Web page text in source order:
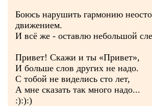
Боюсь нарушить гармонию
движением.
И всё же - оставлю небольшой
Привет! Скажи и ты «Привет»,
И больше слов других не надо.
С тобой не виделись сто лет,
А мне сказать так много надо...
:):):)